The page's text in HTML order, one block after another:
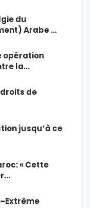
du
Arabe …
opération
la…
de
jusqu’à ce
« Cette
Extrême